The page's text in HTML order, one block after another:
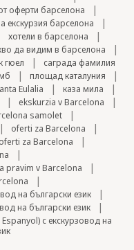
оферти барселона |
екскурзия барселона |
хотели в барселона |
да видим в барселона |
гюел | саграда фамилия
| площад каталуния |
Eulalia | каза мила |
| ekskurzia v Barcelona |
samolet |
| oferti za Barcelona |
za Barcelona |
|
pravim v Barcelona |
|
на български език |
на български език |
с екскурзовод на